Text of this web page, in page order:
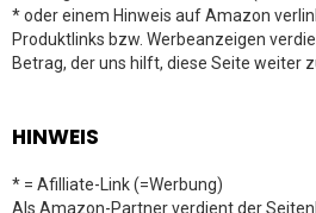
* oder einem Hinweis auf Amazon
Produktlinks bzw. Werbeanzeigen
Betrag, der uns hilft, diese Seite weiter
HINWEIS
* = Afilliate-Link (=Werbung)
Als Amazon-Partner verdient der